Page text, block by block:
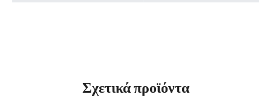
Σχετικά προϊόντα